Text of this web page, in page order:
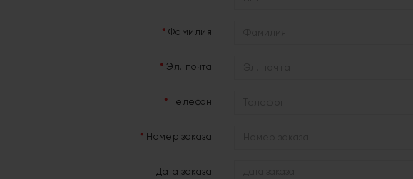
Фамилия
Эл. почта
Телефон
Номер заказа
Дата заказа